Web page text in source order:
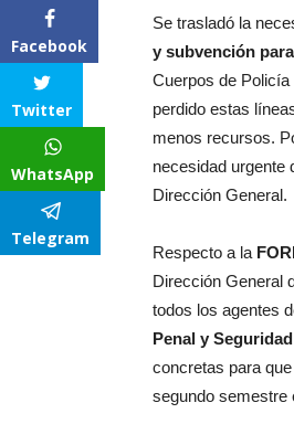
Se trasladó la
y subvención
Cuerpos de
perdido estas
menos recursos.
necesidad urgente
Dirección General.
Respecto a la
Dirección General
todos los agentes
Penal y
concretas para
segundo semestre
Facebook
Twitter
WhatsApp
Telegram